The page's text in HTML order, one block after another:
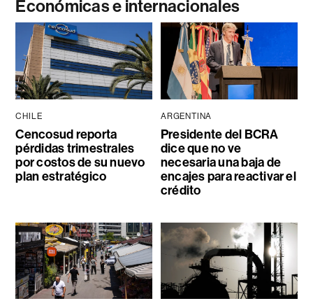
Económicas e internacionales
CHILE
Cencosud reporta
pérdidas trimestrales
por costos de su nuevo
plan estratégico
ARGENTINA
Presidente del BCRA
dice que no ve
necesaria una baja de
encajes para reactivar el
crédito